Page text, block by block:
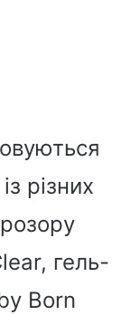
різних
гель-
Born